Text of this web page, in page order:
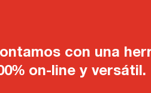
con una
on-line y versátil.